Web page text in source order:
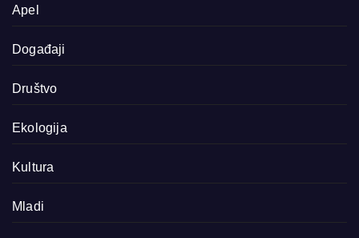
Apel
Događaji
Društvo
Ekologija
Kultura
Mladi